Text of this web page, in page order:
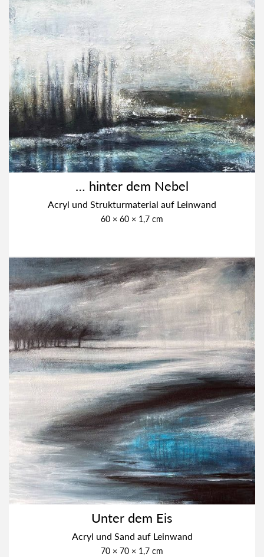
… hin­ter dem Nebel
Acryl und Struk­tur­ma­te­ri­al auf Lein­wand
60 × 60 × 1,7 cm
Unter dem Eis
Acryl und Sand auf Lein­wand
70 × 70 × 1,7 cm